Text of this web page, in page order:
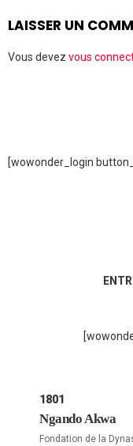
LAISSER UN
Vous devez vous
[wowonder_login
1801
Ngando Akwa
Fondation de la